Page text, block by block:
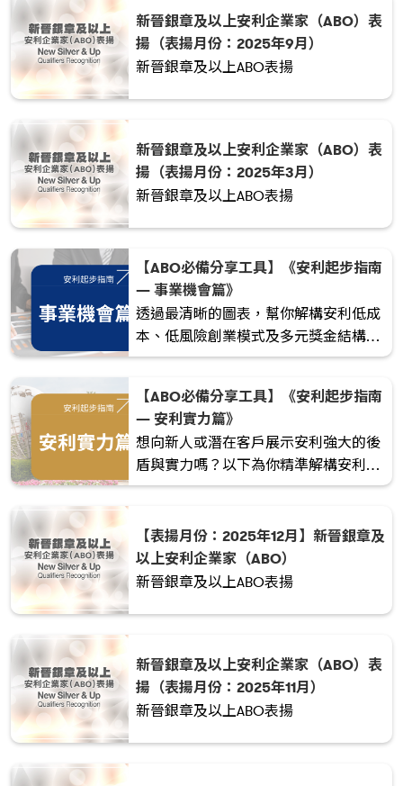
新晉銀章及以上安利企業家（ABO）表
揚（表揚月份：2025年9月）
新晉銀章及以上ABO表揚
新晉銀章及以上安利企業家（ABO）表
揚（表揚月份：2025年3月）
新晉銀章及以上ABO表揚
【ABO必備分享工具】《安利起步指南
— 事業機會篇》
透過最清晰的圖表，幫你解構安利低成
本、低風險創業模式及多元獎金結構，
讓他們一看就明白：這不只是一份工
享成果的事業 ！
【ABO必備分享工具】《安利起步指南
— 安利實力篇》
想向新人或潛在客戶展示安利強大的後
盾與實力嗎？以下為你精準解構安利的
卓越優勢與龐大的健康市場潛力，是助
手！
【表揚月份：2025年12月】新晉銀章及
以上安利企業家（ABO）
新晉銀章及以上ABO表揚
新晉銀章及以上安利企業家（ABO）表
揚（表揚月份：2025年11月）
新晉銀章及以上ABO表揚